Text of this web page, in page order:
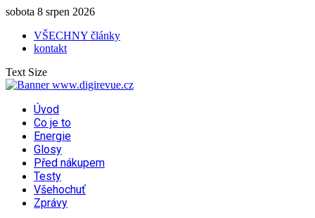
sobota 8 srpen 2026
VŠECHNY články
kontakt
Text Size
Úvod
Co je to
Energie
Glosy
Před nákupem
Testy
Všehochuť
Zprávy